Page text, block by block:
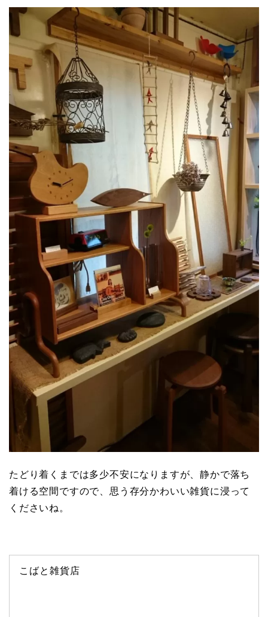
たどり着くまでは多少不安になりますが、静かで落ち
着ける空間ですので、思う存分かわいい雑貨に浸って
くださいね。
こばと雑貨店